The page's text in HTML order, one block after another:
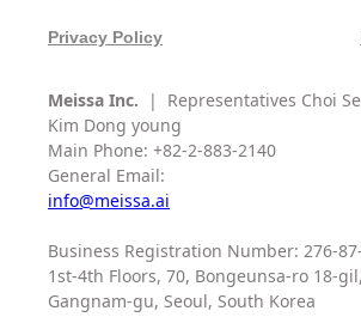
Privacy Policy
Meissa Inc. | Representatives Choi
Kim Dong young
Main Phone: +82-2-883-2140
General Email:
info@meissa.ai
Business Registration Number: 276-
1st-4th Floors, 70, Bongeunsa-ro 18-gil,
Gangnam-gu, Seoul, South Korea